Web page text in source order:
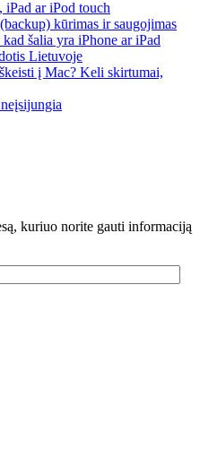
ar iPod touch
kūrimas ir saugojimas
šalia yra iPhone ar iPad
Lietuvoje
į Mac? Keli skirtumai,
kuriuo norite gauti informaciją